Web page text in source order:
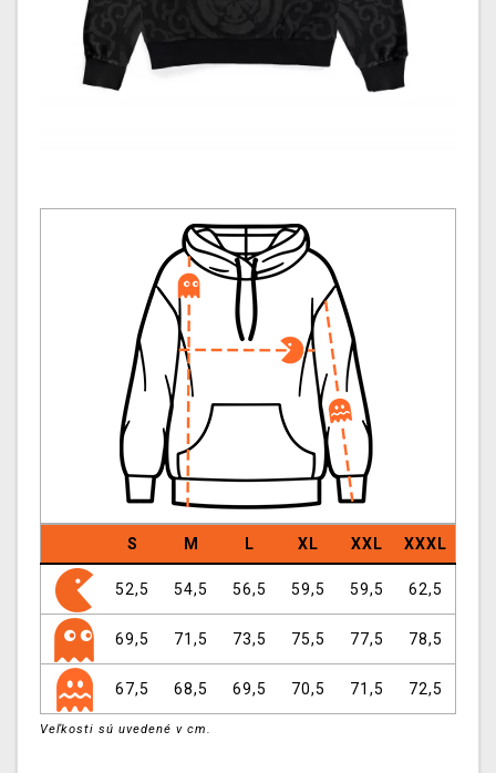
S M L XL XXL XXXL
52,5 54,5 56,5 59,5 59,5 62,5
69,5 71,5 73,5 75,5 77,5 78,5
67,5 68,5 69,5 70,5 71,5 72,5
Veľkosti sú uvedené v cm.